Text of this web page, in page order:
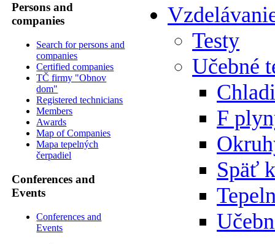
Persons and
companies
Search for persons and
companies
Certified companies
TČ firmy "Obnov
dom"
Registered technicians
Members
Awards
Map of Companies
Mapa tepelných
čerpadiel
Conferences and
Events
Conferences and
Events
Testy
Učebné
F
Späť